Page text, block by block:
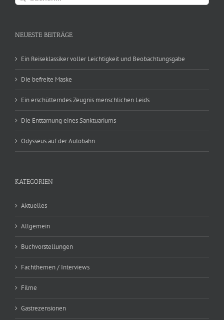
nach:
NEUESTE BEITRÄGE
Ein Reiseklassiker voller Leichtigkeit und Beobachtungsgabe
Die befreite Maske
Ein erschütterndes Zeugnis menschlichen Leids
Die Enttarnung eines Sanktuariums
Odysseus auf der Autobahn
KATEGORIEN
Aktuelles
Allgemein
Buchvorstellungen
Fachthemen / Interviews
Filme
Gastrezensionen